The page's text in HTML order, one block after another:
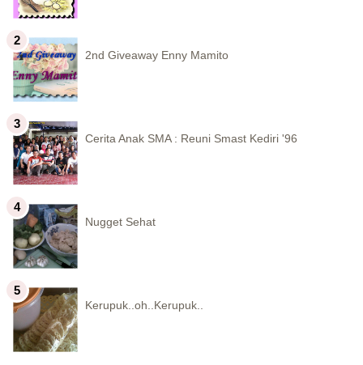
2nd Giveaway Enny Mamito
Cerita Anak SMA : Reuni Smast Kediri '96
Nugget Sehat
Kerupuk..oh..Kerupuk..